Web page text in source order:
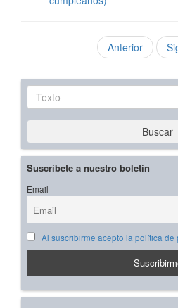
Anterior
Texto
Buscar
Suscríbete a nuestro boletín
Email
Al suscribirme acepto la política de